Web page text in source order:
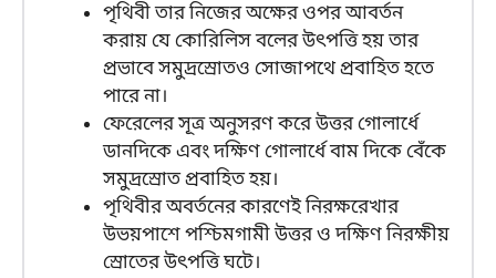
পৃথিবী তার নিজের অক্ষের ওপর আবর্তন
করায় যে কোরিলিস বলের উৎপত্তি হয় তার
প্রভাবে সমুদ্রস্রোতও সোজাপথে প্রবাহিত হতে
পারে না।
ফেরেলের সূত্র অনুসরণ করে উত্তর গোলার্ধে
ডানদিকে এবং দক্ষিণ গোলার্ধে বাম দিকে বেঁকে
সমুদ্রস্রোত প্রবাহিত হয়।
পৃথিবীর অবর্তনের কারণেই নিরক্ষরেখার
উভয়পাশে পশ্চিমগামী উত্তর ও দক্ষিণ নিরক্ষীয়
স্রোতের উৎপত্তি ঘটে।